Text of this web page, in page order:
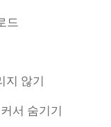
드
지 않기
서 숨기기